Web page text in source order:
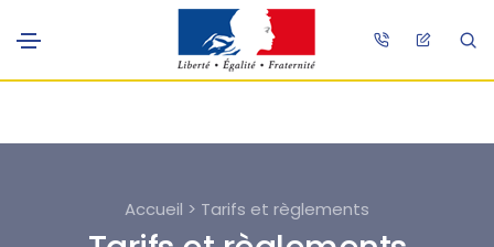
Accueil > Tarifs et règlements